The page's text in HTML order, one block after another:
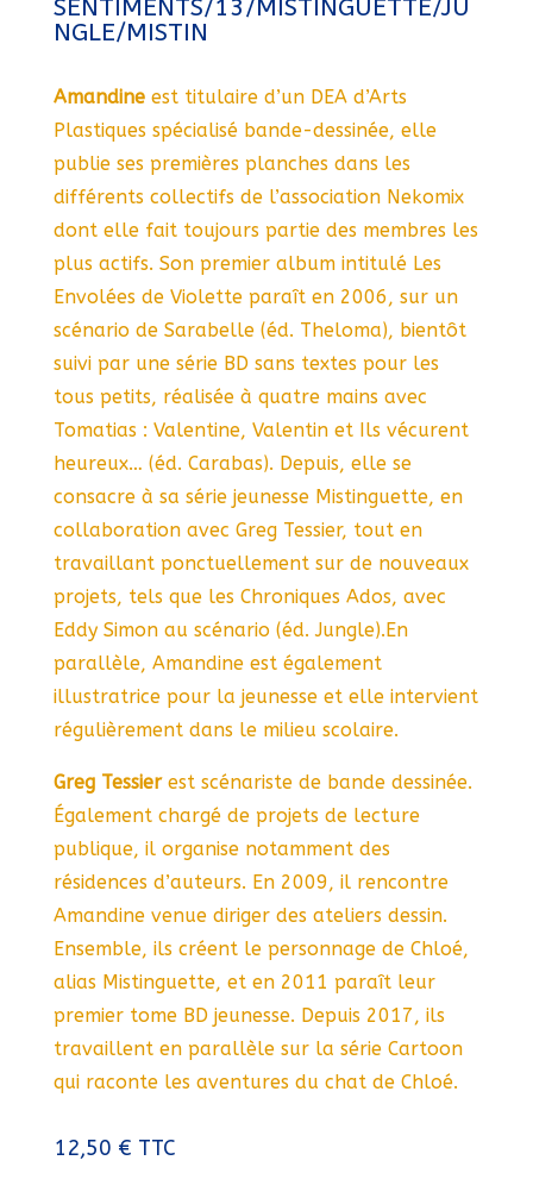
SENTIMENTS/13/MISTINGUETTE/JU
NGLE/MISTIN
Amandineest titulaire d’un DEA d’Arts
Plastiques spécialisé bande-dessinée, elle
publie ses premières planches dans les
différents collectifs de l’association Nekomix
dont elle fait toujours partie des membres les
plus actifs. Son premier album intitulé Les
Envolées de Violette paraît en 2006, sur un
scénario de Sarabelle (éd. Theloma), bientôt
suivi par une série BD sans textes pour les
tous petits, réalisée à quatre mains avec
Tomatias : Valentine, Valentin et Ils vécurent
heureux… (éd. Carabas). Depuis, elle se
consacre à sa série jeunesse Mistinguette, en
collaboration avec Greg Tessier, tout en
travaillant ponctuellement sur de nouveaux
projets, tels que les Chroniques Ados, avec
Eddy Simon au scénario (éd. Jungle).En
parallèle, Amandine est également
illustratrice pour la jeunesse et elle intervient
régulièrement dans le milieu scolaire.
Greg Tessierest scénariste de bande dessinée.
Également chargé de projets de lecture
publique, il organise notamment des
résidences d’auteurs. En 2009, il rencontre
Amandine venue diriger des ateliers dessin.
Ensemble, ils créent le personnage de Chloé,
alias Mistinguette, et en 2011 paraît leur
premier tome BD jeunesse. Depuis 2017, ils
travaillent en parallèle sur la série Cartoon
qui raconte les aventures du chat de Chloé.
12,50 € TTC